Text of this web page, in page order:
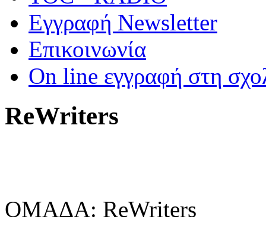
Εγγραφή Newsletter
Επικοινωνία
On line εγγραφή στη
ReWriters
ΟΜΑΔΑ: ReWriters